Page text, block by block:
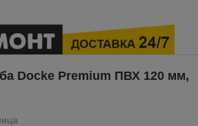
Docke Premium ПВХ 120 мм,